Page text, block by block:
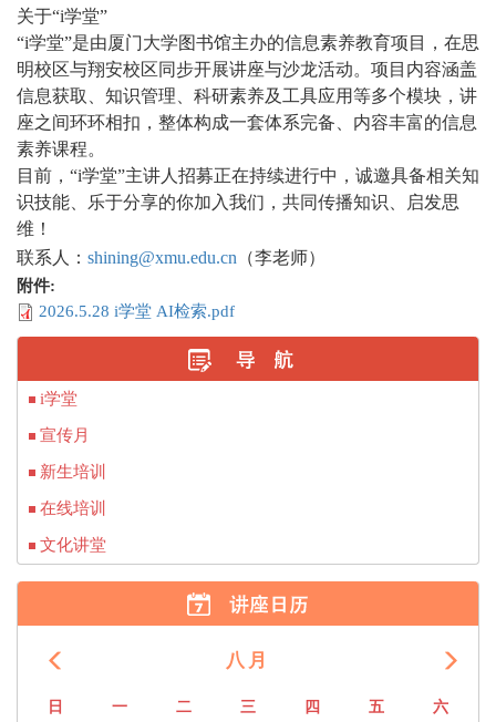
关于“i学堂”
“i学堂”是由厦门大学图书馆主办的信息素养教育项目，在思
明校区与翔安校区同步开展讲座与沙龙活动。项目内容涵盖
信息获取、知识管理、科研素养及工具应用等多个模块，讲
座之间环环相扣，整体构成一套体系完备、内容丰富的信息
素养课程。
目前，“i学堂”主讲人招募正在持续进行中，诚邀具备相关知
识技能、乐于分享的你加入我们，共同传播知识、启发思
维！
联系人： shining@xmu.edu.cn （李老师）
附件:
2026.5.28 i学堂 AI检索.pdf
i学堂
宣传月
新生培训
在线培训
文化讲堂
八月
日 一 二 三 四 五
六